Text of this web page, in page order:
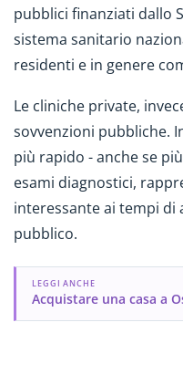
pubblici finanziati dallo
sistema sanitario
residenti e in genere
Le cliniche private,
sovvenzioni pubbliche.
più rapido - anche se
esami diagnostici,
interessante ai tempi di
pubblico.
LEGGI ANCHE
Acquistare una casa a